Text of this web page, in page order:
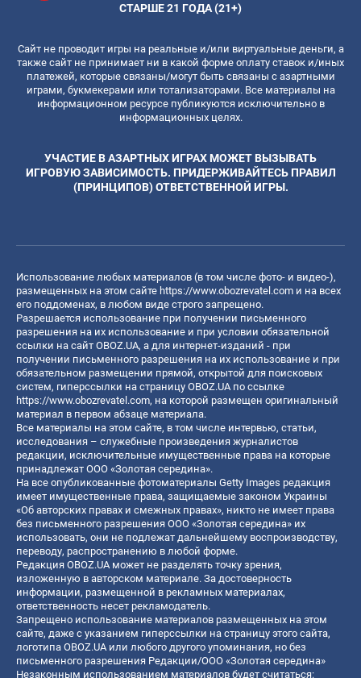
СТАРШЕ 21 ГОДА (21+)
Сайт не проводит игры на реальные и/или виртуальные деньги, а
также сайт не принимает ни в какой форме оплату ставок и/иных
платежей, которые связаны/могут быть связаны с азартными
играми, букмекерами или тотализаторами. Все материалы на
информационном ресурсе публикуются исключительно в
информационных целях.
УЧАСТИЕ В АЗАРТНЫХ ИГРАХ МОЖЕТ ВЫЗЫВАТЬ
ИГРОВУЮ ЗАВИСИМОСТЬ. ПРИДЕРЖИВАЙТЕСЬ ПРАВИЛ
(ПРИНЦИПОВ) ОТВЕТСТВЕННОЙ ИГРЫ.
Использование любых материалов (в том числе фото- и видео-),
размещенных на этом сайте https://www.obozrevatel.com и на всех
его поддоменах, в любом виде строго запрещено.
Разрешается использование при получении письменного
разрешения на их использование и при условии обязательной
ссылки на сайт OBOZ.UA, а для интернет-изданий - при
получении письменного разрешения на их использование и при
обязательном размещении прямой, открытой для поисковых
систем, гиперссылки на страницу OBOZ.UA по ссылке
https://www.obozrevatel.com, на которой размещен оригинальный
материал в первом абзаце материала.
Все материалы на этом сайте, в том числе интервью, статьи,
исследования – служебные произведения журналистов
редакции, исключительные имущественные права на которые
принадлежат ООО «Золотая середина».
На все опубликованные фотоматериалы Getty Images редакция
имеет имущественные права, защищаемые законом Украины
«Об авторских правах и смежных правах», никто не имеет права
без письменного разрешения ООО «Золотая середина» их
использовать, они не подлежат дальнейшему воспроизводству,
переводу, распространению в любой форме.
Редакция OBOZ.UA может не разделять точку зрения,
изложенную в авторском материале. За достоверность
информации, размещенной в рекламных материалах,
ответственность несет рекламодатель.
Запрещено использование материалов размещенных на этом
сайте, даже с указанием гиперссылки на страницу этого сайта,
логотипа OBOZ.UA или любого другого упоминания, но без
письменного разрешения Редакции/ООО «Золотая середина»
Незаконным использованием материалов будет считаться: